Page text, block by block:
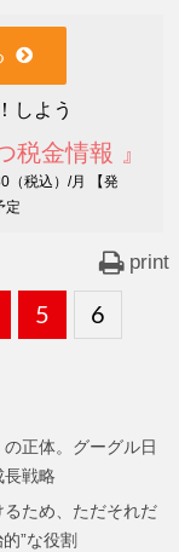
しよう
税金情報 』
（税込）/月 【発
定
print
,
固
ー
ジ
5 ,
固
ー
ジ
6
正体。グーグル日
戦略
ため、ただそれだ
”な役割